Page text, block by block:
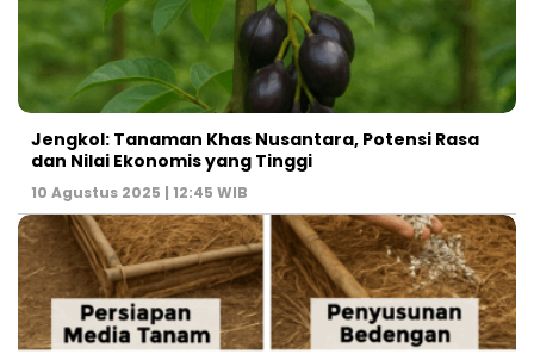
Jengkol: Tanaman Khas Nusantara, Potensi Rasa
dan Nilai Ekonomis yang Tinggi
10 Agustus 2025 | 12:45 WIB